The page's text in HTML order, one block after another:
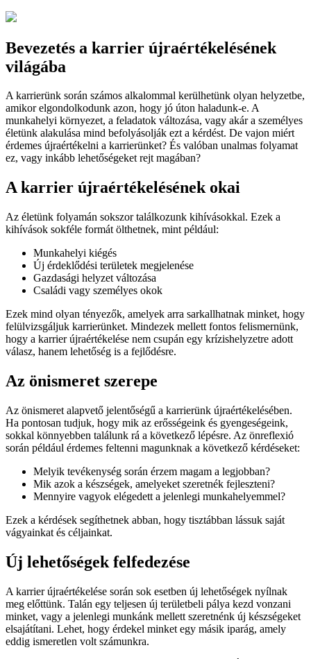
Bevezetés a karrier újraértékelésének
világába
A karrierünk során számos alkalommal kerülhetünk olyan helyzetbe,
amikor elgondolkodunk azon, hogy jó úton haladunk-e. A
munkahelyi környezet, a feladatok változása, vagy akár a személyes
életünk alakulása mind befolyásolják ezt a kérdést. De vajon miért
érdemes újraértékelni a karrierünket? És valóban unalmas folyamat
ez, vagy inkább lehetőségeket rejt magában?
A karrier újraértékelésének okai
Az életünk folyamán sokszor találkozunk kihívásokkal. Ezek a
kihívások sokféle formát ölthetnek, mint például:
Munkahelyi kiégés
Új érdeklődési területek megjelenése
Gazdasági helyzet változása
Családi vagy személyes okok
Ezek mind olyan tényezők, amelyek arra sarkallhatnak minket, hogy
felülvizsgáljuk karrierünket. Mindezek mellett fontos felismernünk,
hogy a karrier újraértékelése nem csupán egy krízishelyzetre adott
válasz, hanem lehetőség is a fejlődésre.
Az önismeret szerepe
Az önismeret alapvető jelentőségű a karrierünk újraértékelésében.
Ha pontosan tudjuk, hogy mik az erősségeink és gyengeségeink,
sokkal könnyebben találunk rá a következő lépésre. Az önreflexió
során például érdemes feltenni magunknak a következő kérdéseket:
Melyik tevékenység során érzem magam a legjobban?
Mik azok a készségek, amelyeket szeretnék fejleszteni?
Mennyire vagyok elégedett a jelenlegi munkahelyemmel?
Ezek a kérdések segíthetnek abban, hogy tisztábban lássuk saját
vágyainkat és céljainkat.
Új lehetőségek felfedezése
A karrier újraértékelése során sok esetben új lehetőségek nyílnak
meg előttünk. Talán egy teljesen új területbeli pálya kezd vonzani
minket, vagy a jelenlegi munkánk mellett szeretnénk új készségeket
elsajátítani. Lehet, hogy érdekel minket egy másik iparág, amely
eddig ismeretlen volt számunkra.